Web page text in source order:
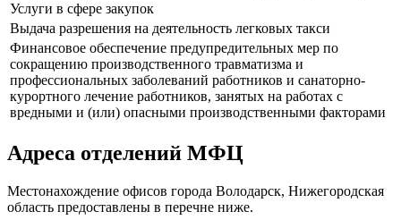
Услуги в сфере закупок
Выдача разрешения на деятельность легковых такси
Финансовое обеспечение предупредительных мер по
сокращению производственного травматизма и
профессиональных заболеваний работников и санаторно-
курортного лечение работников, занятых на работах с
вредными и (или) опасными производственными факторами
Адреса отделений МФЦ
Местонахождение офисов города Володарск, Нижегородская
область предоставлены в перечне ниже.